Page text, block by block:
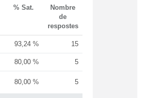
% Sat.
Nombre
de
respostes
93,24 % 15
80,00 % 5
80,00 % 5